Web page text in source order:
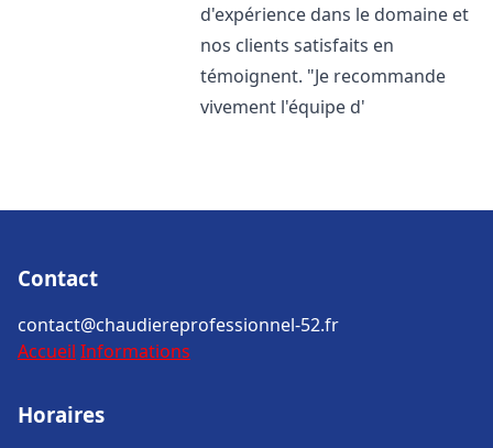
d'expérience dans le domaine et
nos clients satisfaits en
témoignent. "Je recommande
vivement l'équipe d'
Contact
contact@chaudiereprofessionnel-52.fr
Accueil Informations
Horaires